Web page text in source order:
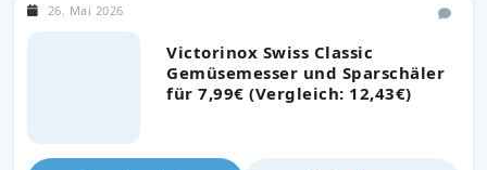
Victorinox Swiss Classic
Gemüsemesser und Sparschäler
für 7,99€ (Vergleich: 12,43€)
26. Mai 2026